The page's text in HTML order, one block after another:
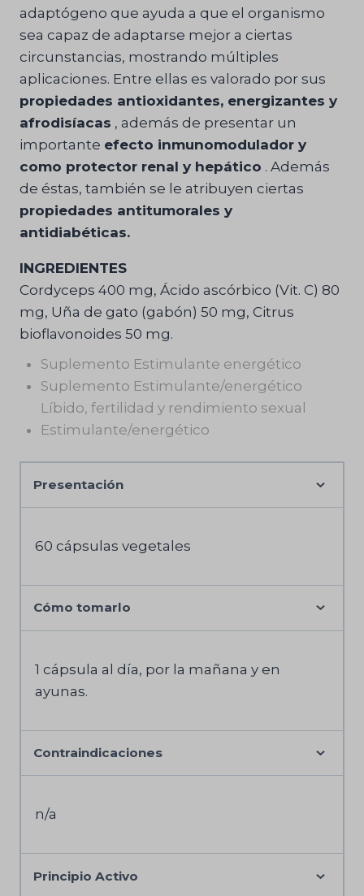
adaptógeno que ayuda a que el organismo
sea capaz de adaptarse mejor a ciertas
circunstancias, mostrando múltiples
aplicaciones. Entre ellas es valorado por sus
propiedades antioxidantes, energizantes y
afrodisíacas , además de presentar un
importante efecto inmunomodulador y
como protector renal y hepático . Además
de éstas, también se le atribuyen ciertas
propiedades antitumorales y
antidiabéticas.
INGREDIENTES
Cordyceps 400 mg, Ácido ascórbico (Vit. C) 80
mg, Uña de gato (gabón) 50 mg, Citrus
bioflavonoides 50 mg.
Suplemento Estimulante energético
Suplemento Estimulante/energético
Líbido, fertilidad y rendimiento sexual
Estimulante/energético
Presentación
60 cápsulas vegetales
Cómo tomarlo
1 cápsula al día, por la mañana y en
ayunas.
Contraindicaciones
n/a
Principio Activo